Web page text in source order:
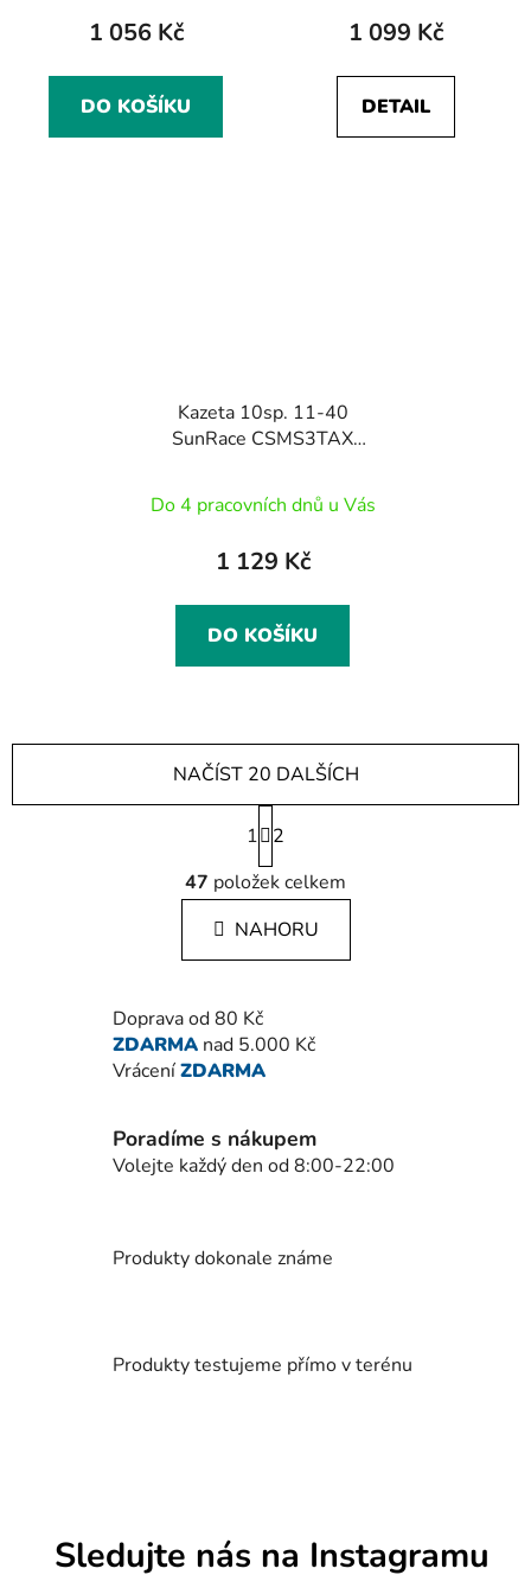
1 056 Kč
DO KOŠÍKU
1 099 Kč
DETAIL
Kazeta 10sp. 11-40
SunRace CSMS3TAX
Do 4 pracovních dnů u Vás
1 129 Kč
DO KOŠÍKU
O
v
l
á
d
í
p
k
y
p
NAČÍST 20 DALŠÍCH
S
t
r
á
n
k
í
1
2
47 položek celkem
NAHORU
Doprava od 80 Kč
ZDARMA nad 5.000 Kč
VráceníZDARMA
Poradíme s nákupem
Volejte každý den od 8:00-22:00
Produkty dokonale známe
Produkty testujeme přímo v terénu
Sledujte nás na Instagramu